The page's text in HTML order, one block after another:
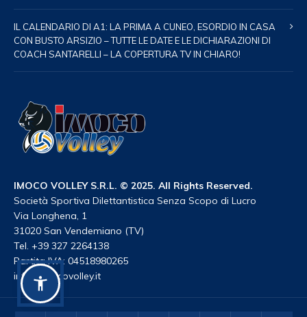
IL CALENDARIO DI A1: LA PRIMA A CUNEO, ESORDIO IN CASA
CON BUSTO ARSIZIO – TUTTE LE DATE E LE DICHIARAZIONI DI
COACH SANTARELLI – LA COPERTURA TV IN CHIARO!
IMOCO VOLLEY S.R.L. © 2025. All Rights Reserved.
Società Sportiva Dilettantistica Senza Scopo di Lucro
Via Longhena, 1
31020 San Vendemiano (TV)
Tel. +39 327 2264138
Partita IVA: 04518980265
info@imocovolley.it